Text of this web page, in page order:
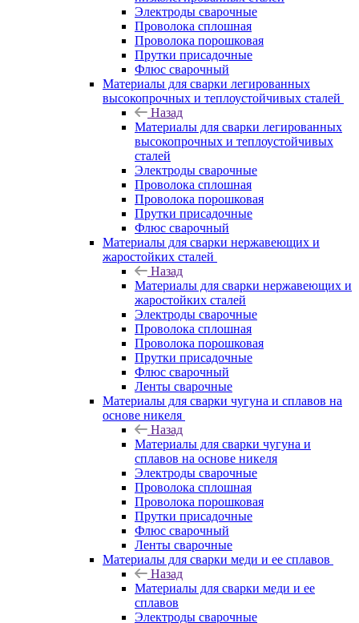
Электроды сварочные
Проволока сплошная
Проволока порошковая
Прутки присадочные
Флюс сварочный
Материалы для сварки легированных
высокопрочных и теплоустойчивых сталей
Назад
Материалы для сварки легированных
высокопрочных и теплоустойчивых
сталей
Электроды сварочные
Проволока сплошная
Проволока порошковая
Прутки присадочные
Флюс сварочный
Материалы для сварки нержавеющих и
жаростойких сталей
Назад
Материалы для сварки нержавеющих и
жаростойких сталей
Электроды сварочные
Проволока сплошная
Проволока порошковая
Прутки присадочные
Флюс сварочный
Ленты сварочные
Материалы для сварки чугуна и сплавов на
основе никеля
Назад
Материалы для сварки чугуна и
сплавов на основе никеля
Электроды сварочные
Проволока сплошная
Проволока порошковая
Прутки присадочные
Флюс сварочный
Ленты сварочные
Материалы для сварки меди и ее сплавов
Назад
Материалы для сварки меди и ее
сплавов
Электроды сварочные